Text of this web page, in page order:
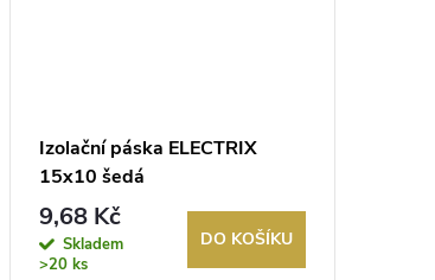
Izolační páska ELECTRIX
15x10 šedá
9,68 Kč
Skladem
>20 ks
DO KOŠÍKU